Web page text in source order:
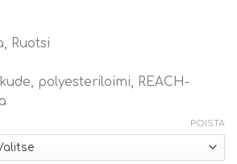
Ruotsi
polyesteriloimi, REACH-
POISTA